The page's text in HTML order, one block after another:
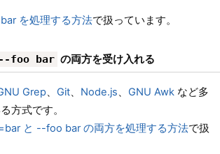
を処理する方法で扱っています。
--foo bar の両方を受け入れる
Grep、 Git、 Node.js、 GNU Awk など多
方式です。
と --foo bar の両方を処理する方法で扱